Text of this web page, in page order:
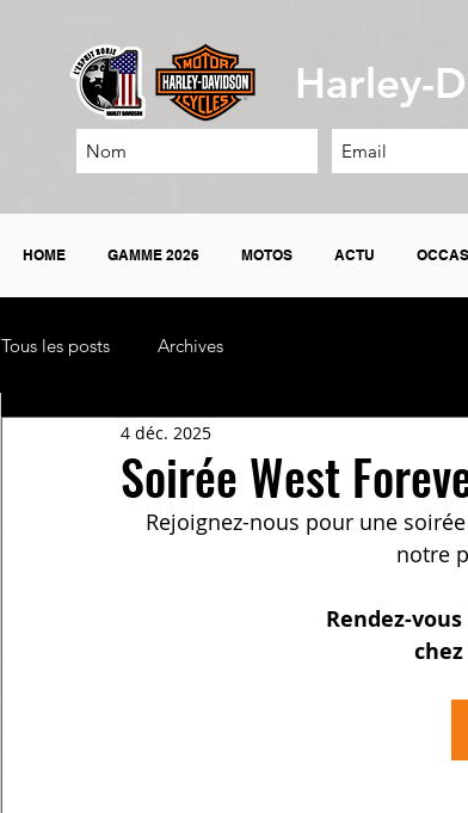
Harley-
HOME GAMME 2026 MOTOS ACTU
Tous les posts Archives
Soirée West
4 déc. 2025
Rejoignez-nous pour une
notre
Rendez-